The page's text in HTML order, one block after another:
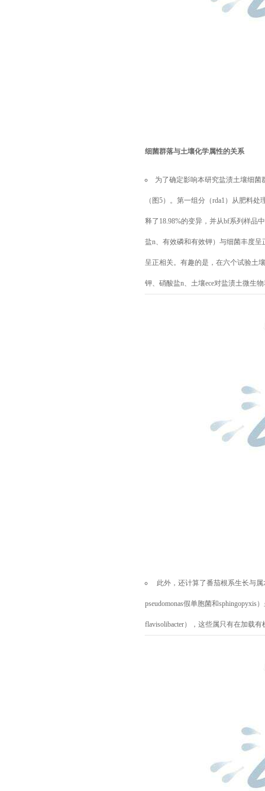
细菌群落与土壤化学属性的关系
为了确定影响本研究盐渍土壤细菌
（图5）。第一组分（rda1）从肥料
释了18.98%的变异，并从bf系列样品
盐n、有效磷和有效钾）与细菌丰度呈
呈正相关。有趣的是，在六个试验土
钾、硝酸盐n、土壤ece对盐渍土微生
此外，还计算了番茄根系生长与
pseudomonas假单胞菌和sphingopyxis
flavisolibacter），这些属只有在加载